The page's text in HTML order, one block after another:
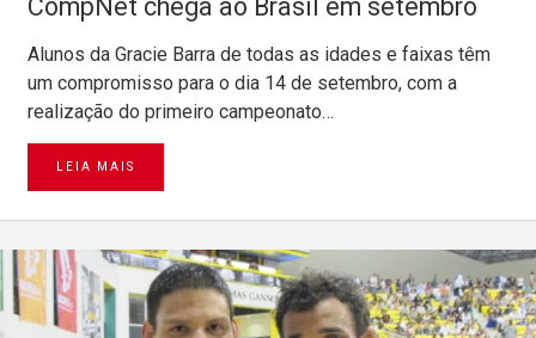
CompNet chega ao Brasil em setembro
Alunos da Gracie Barra de todas as idades e faixas têm
um compromisso para o dia 14 de setembro, com a
realização do primeiro campeonato…
LEIA MAIS